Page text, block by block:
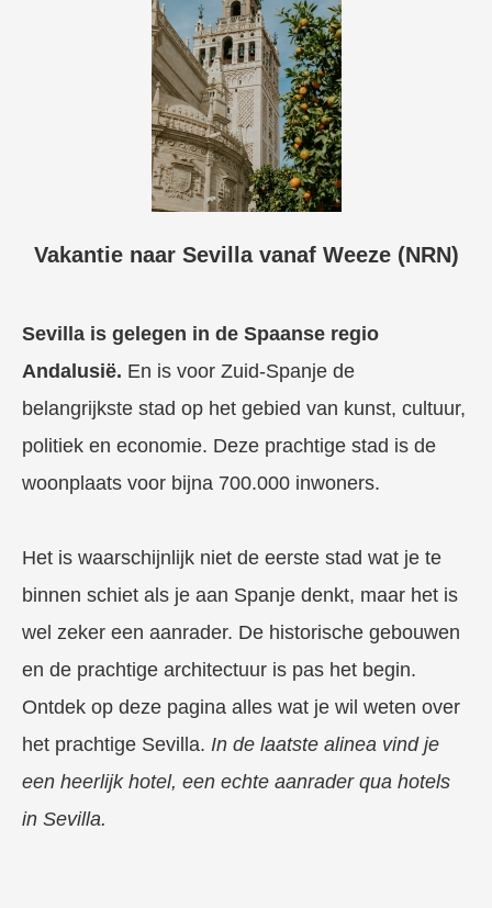
Vakantie naar Sevilla vanaf Weeze (NRN)
Sevilla is gelegen in de Spaanse regio
Andalusië. En is voor Zuid-Spanje de
belangrijkste stad op het gebied van kunst, cultuur,
politiek en economie. Deze prachtige stad is de
woonplaats voor bijna 700.000 inwoners.
Het is waarschijnlijk niet de eerste stad wat je te
binnen schiet als je aan Spanje denkt, maar het is
wel zeker een aanrader. De historische gebouwen
en de prachtige architectuur is pas het begin.
Ontdek op deze pagina alles wat je wil weten over
het prachtige Sevilla. In de laatste alinea vind je
een heerlijk hotel, een echte aanrader qua hotels
in Sevilla.